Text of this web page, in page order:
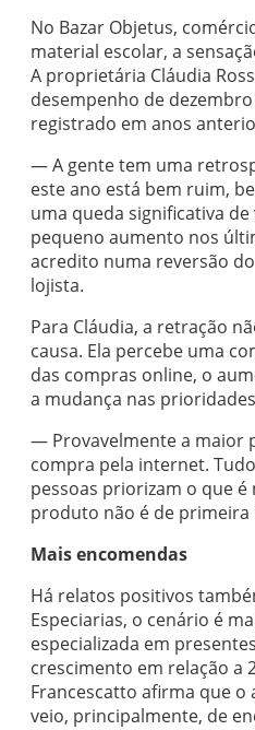
No Bazar Objetus,
material escolar, a
A proprietária Cláudia
desempenho de
registrado em anos
— A gente tem uma
este ano está bem ruim,
uma queda significativa
pequeno aumento nos
acredito numa reversão
lojista.
Para Cláudia, a retração
causa. Ela percebe uma
das compras online, o
a mudança nas
— Provavelmente a maior
compra pela internet.
pessoas priorizam o que é
produto não é de
Mais encomendas
Há relatos positivos
Especiarias, o cenário é
especializada em
crescimento em relação a
Francescatto afirma que
veio, principalmente, de